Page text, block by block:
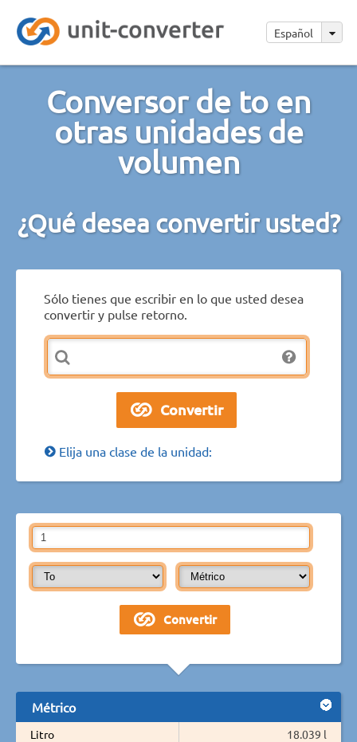
Español
Conversor de to en
otras unidades de
volumen
¿Qué desea convertir usted?
Sólo tienes que escribir en lo que usted desea
convertir y pulse retorno.
Elija una clase de la unidad:
Métrico
Litro
18.039 l